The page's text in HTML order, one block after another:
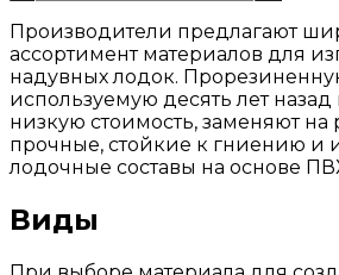
Производители предлагают
ассортимент материалов для
надувных лодок.
используемую десять лет
низкую стоимость, заменяют на
прочные, стойкие к гниению и
лодочные составы на основе
Виды